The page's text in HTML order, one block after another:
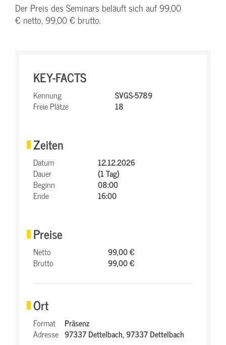
Der Preis des Seminars beläuft sich auf 99,00
€ netto, 99,00 € brutto.
KEY-FACTS
Kennung
SVGS-5789
Freie Plätze
18
Zeiten
Datum
12.12.2026
Dauer
(1 Tag)
Beginn
08:00
Ende
16:00
Preise
Netto
99,00 €
Brutto
99,00 €
Ort
Format
Präsenz
Adresse 97337 Dettelbach,97337 Dettelbach